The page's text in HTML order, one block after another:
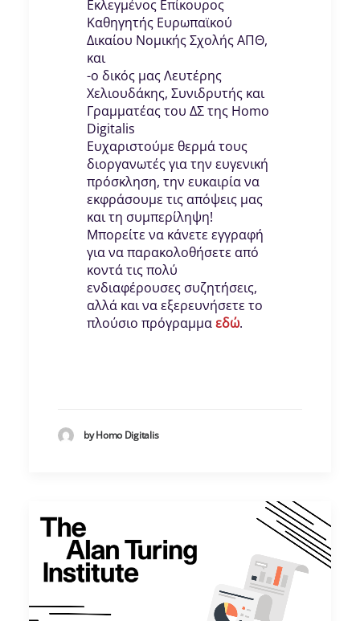
Εκλεγμένος Επίκουρος
Καθηγητής Ευρωπαϊκού
Δικαίου Νομικής Σχολής ΑΠΘ​,
και
-ο δικός μας Λευτέρης
Χελιουδάκης, Συνιδρυτής και
Γραμματέας του ΔΣ της Ηomo
Digitalis
Ευχαριστούμε θερμά τους
διοργανωτές για την ευγενική
πρόσκληση, την ευκαιρία να
εκφράσουμε τις απόψεις μας
και τη συμπερίληψη!
Μπορείτε να κάνετε εγγραφή
για να παρακολοθήσετε από
κοντά τις πολύ
ενδιαφέρουσες συζητήσεις,
αλλά και να εξερευνήσετε το
πλούσιο πρόγραμμαεδώ.
by Homo Digitalis